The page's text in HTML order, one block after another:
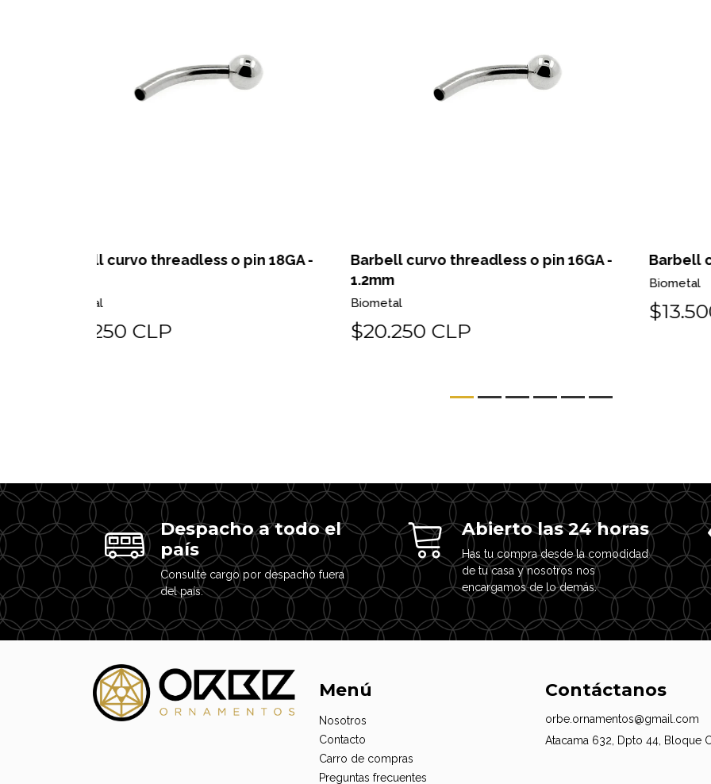
Barbell curvo threadless o pin 16GA -
Biometal
$20.250 CLP
Barbell curvo titanio 14GA - 1.6mm
$13.500 CLP
Despacho a todo el
país
Consulte cargo por despacho fuera
del país.
Abierto las 24 horas
Has tu compra desde la comodidad
de tu casa y nosotros nos
encargamos de lo demás.
Menú
Nosotros
Contacto
Carro de compras
Preguntas frecuentes
Contáctanos
orbe.ornamentos@gmail.com
Atacama 632, Dpto 44, Bloque